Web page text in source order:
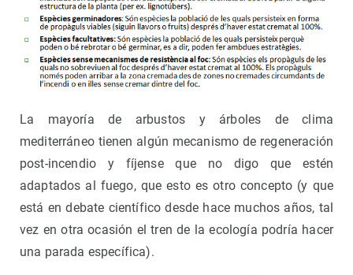
La mayoría de arbustos y árboles de clima
mediterráneo tienen algún mecanismo de regeneración
post-incendio y fíjense que no digo que estén
adaptados al fuego, que esto es otro concepto (y que
está en debate científico desde hace muchos años, tal
vez en otra ocasión el tren de la ecología podría hacer
una parada específica).